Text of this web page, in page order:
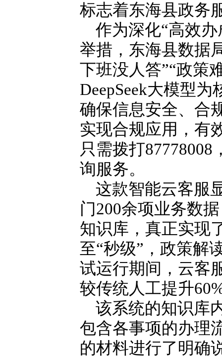
标志着东海县政务
作为深化“高效
举措，东海县数据
下班没人答”“政策
DeepSeek大模型
确保信息安全、合
实现合规应用，有
只需拨打
询服务。
这款智能云客服
门200余项业务数
知识库，真正实现
至“秒级”，政策解
试运行期间，云客
较传统人工提升
该系统的知识库
包含各事项的办理
的材料进行了明确